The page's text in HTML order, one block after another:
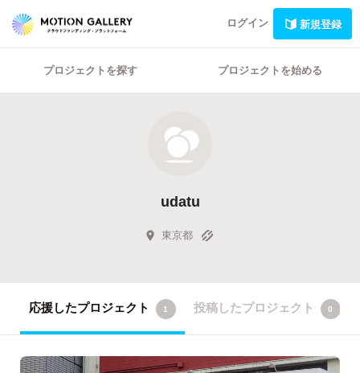
ログイン 新規登録
プロジェクトを探す プロジェクトを始める
udatu
東京都
応援したプロジェクト 1 投稿したプロジェクト 0